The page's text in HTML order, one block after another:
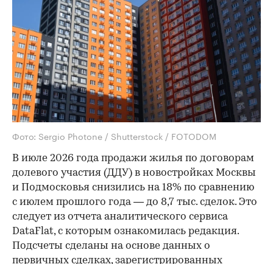
Фото: Sergio Photone / Shutterstock / FOTODOM
В июле 2026 года продажи жилья по договорам
долевого участия (ДДУ) в новостройках Москвы
и Подмосковья снизились на 18% по сравнению
с июлем прошлого года — до 8,7 тыс. сделок. Это
следует из отчета аналитического сервиса
DataFlat, с которым ознакомилась редакция.
Подсчеты сделаны на основе данных о
первичных сделках, зарегистрированных